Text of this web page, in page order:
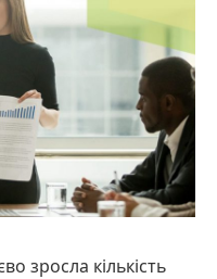
зросла кількість